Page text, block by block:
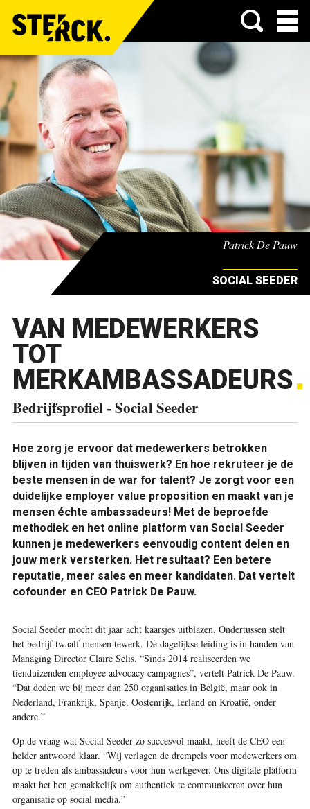
Menu
Patrick De Pauw
SOCIAL SEEDER
VAN MEDEWERKERS
TOT
MERKAMBASSADEURS
Bedrijfsprofiel - Social Seeder
Hoe zorg je ervoor dat medewerkers betrokken
blijven in tijden van thuiswerk? En hoe rekruteer je de
beste mensen in de war for talent? Je zorgt voor een
duidelijke employer value proposition en maakt van je
mensen échte ambassadeurs! Met de beproefde
methodiek en het online platform van Social Seeder
kunnen je medewerkers eenvoudig content delen en
jouw merk versterken. Het resultaat? Een betere
reputatie, meer sales en meer kandidaten. Dat vertelt
cofounder en CEO Patrick De Pauw.
Social Seeder mocht dit jaar acht kaarsjes uitblazen. Ondertussen stelt
het bedrijf twaalf mensen tewerk. De dagelijkse leiding is in handen van
Managing Director Claire Selis. “Sinds 2014 realiseerden we
tienduizenden employee advocacy campagnes”, vertelt Patrick De Pauw.
“Dat deden we bij meer dan 250 organisaties in België, maar ook in
Nederland, Frankrijk, Spanje, Oostenrijk, Ierland en Kroatië, onder
andere.”
Op de vraag wat Social Seeder zo succesvol maakt, heeft de CEO een
helder antwoord klaar. “Wij verlagen de drempels voor medewerkers om
op te treden als ambassadeurs voor hun werkgever. Ons digitale platform
maakt het hen gemakkelijk om authentiek te communiceren over hun
organisatie op social media.”